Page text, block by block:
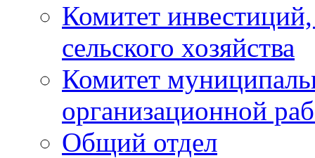
Комитет
сельского хозяйства
Комитет
организационной
Общий отдел